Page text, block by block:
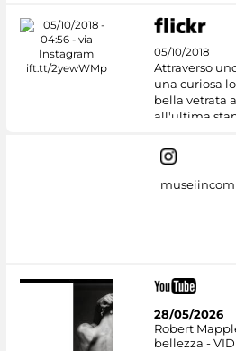
05/10/2018
Attraverso
una curiosa
bella vetrata
all'ultima
28/05/2026
Robert
bellezza -